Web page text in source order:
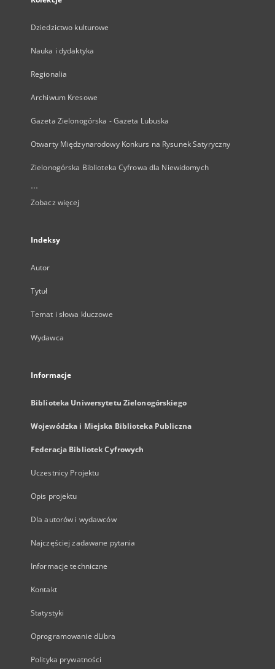
Dziedzictwo kulturowe
Nauka i dydaktyka
Regionalia
Archiwum Kresowe
Gazeta Zielonogórska - Gazeta Lubuska
Otwarty Międzynarodowy Konkurs na Rysunek Satyryczny
Zielonogórska Biblioteka Cyfrowa dla Niewidomych
...
Zobacz więcej
Indeksy
Autor
Tytuł
Temat i słowa kluczowe
Wydawca
Informacje
Biblioteka Uniwersytetu Zielonogórskiego
Wojewódzka i Miejska Biblioteka Publiczna
Federacja Bibliotek Cyfrowych
Uczestnicy Projektu
Opis projektu
Dla autorów i wydawców
Najczęściej zadawane pytania
Informacje techniczne
Kontakt
Statystyki
Oprogramowanie dLibra
Polityka prywatności